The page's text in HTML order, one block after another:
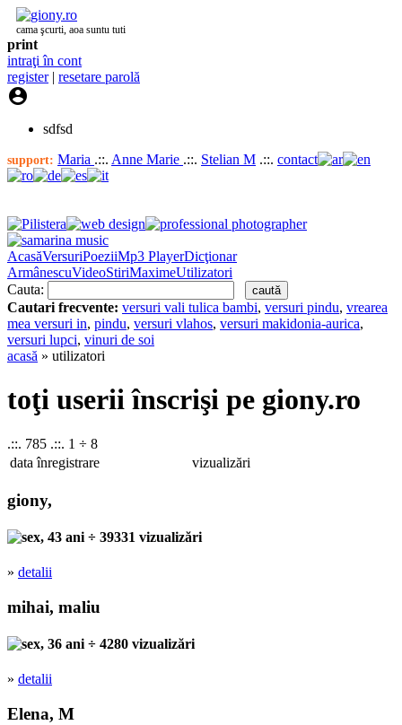
cama şcurti, aoa suntu tuti
print
intraţi în cont
register| resetare parolă

sdfsd
support: Maria .::. Anne Marie .::. Stelian M .::. contact
AcasăVersuriPoeziiMp3 PlayerDicţionar
ArmânescuVideoStiriMaximeUtilizatori
Cauta:
Cautari frecvente: versuri vali tulica bambi, versuri pindu, vrearea
mea versuri in, pindu, versuri vlahos, versuri makidonia-aurica,
versuri lupci, vinuri de soi
acasă » utilizatori
toţi userii înscrişi pe giony.ro
.::. 785 .::. 1 ÷ 8
data înregistrare
vizualizări
giony,
, 43 ani ÷ 39331 vizualizări
» detalii
mihai, maliu
, 36 ani ÷ 4280 vizualizări
» detalii
Elena, M